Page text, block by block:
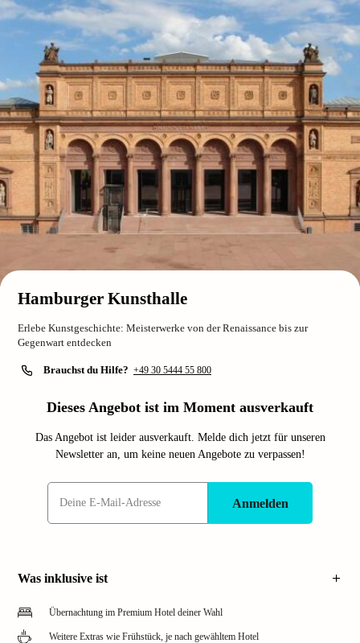
Hamburger Kunsthalle
Erlebe Kunstgeschichte: Meisterwerke von der Renaissance bis zur
Gegenwart entdecken
Brauchst du Hilfe? +49 30 5444 55 800
Dieses Angebot ist im Moment ausverkauft
Das Angebot ist leider ausverkauft. Melde dich jetzt für unseren
Newsletter an, um keine neuen Angebote zu verpassen!
Anmelden
Was inklusive ist
Übernachtung im Premium Hotel deiner Wahl
Weitere Extras wie Frühstück, je nach gewähltem Hotel